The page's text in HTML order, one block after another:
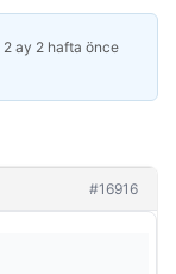
2 ay 2 hafta önce
#16916